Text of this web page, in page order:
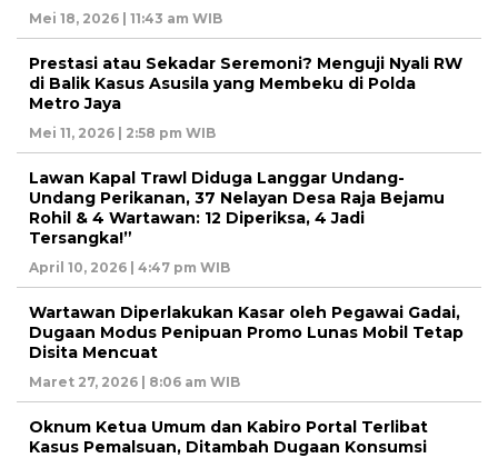
Mei 18, 2026 | 11:43 am WIB
Prestasi atau Sekadar Seremoni? Menguji Nyali RW
di Balik Kasus Asusila yang Membeku di Polda
Metro Jaya
Mei 11, 2026 | 2:58 pm WIB
Lawan Kapal Trawl Diduga Langgar Undang-
Undang Perikanan, 37 Nelayan Desa Raja Bejamu
Rohil & 4 Wartawan: 12 Diperiksa, 4 Jadi
Tersangka!”
April 10, 2026 | 4:47 pm WIB
Wartawan Diperlakukan Kasar oleh Pegawai Gadai,
Dugaan Modus Penipuan Promo Lunas Mobil Tetap
Disita Mencuat
Maret 27, 2026 | 8:06 am WIB
Oknum Ketua Umum dan Kabiro Portal Terlibat
Kasus Pemalsuan, Ditambah Dugaan Konsumsi